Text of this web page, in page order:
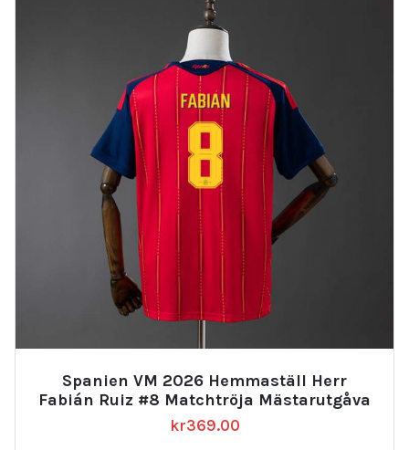
Spanien VM 2026 Hemmaställ Herr
Fabián Ruiz #8 Matchtröja Mästarutgåva
kr369.00